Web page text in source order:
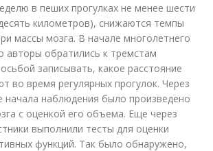
в пеших прогулках не менее шести
километров), снижаются темпы
массы мозга. В начале многолетнего
авторы обратились к тремстам
записывать, какое расстояние
во время регулярных прогулок. Через
начала наблюдения было произведено
с оценкой его объема. Еще через
выполнили тесты для оценки
функций. Так было обнаружено,